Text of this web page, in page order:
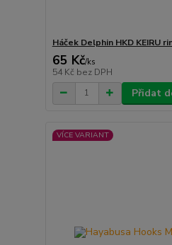
Háček Delphin HKD KEIRU
65 Kč/ks
54 Kč bez DPH
Přidat
VÍCE VARIANT